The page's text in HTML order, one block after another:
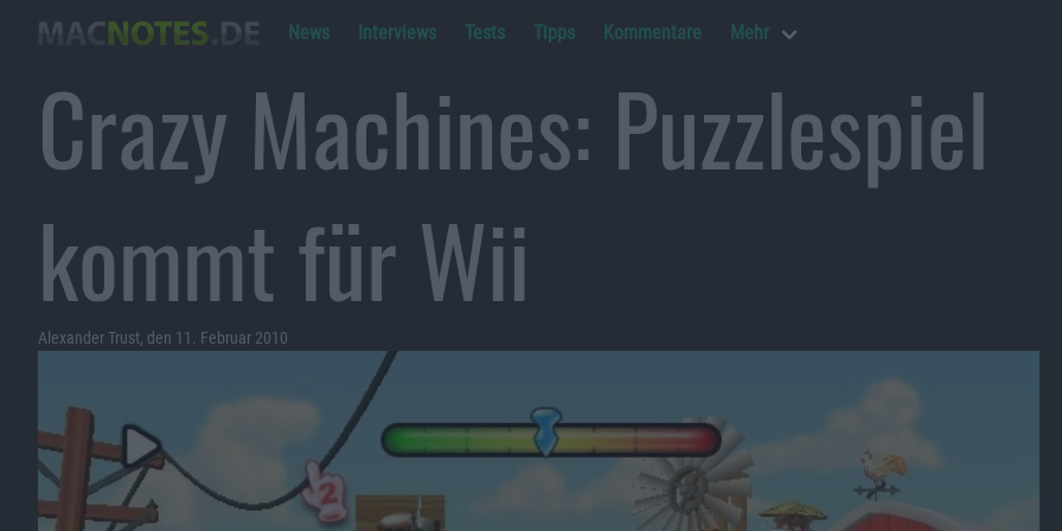
News Interviews Tests Tipps Kommentare Mehr
Crazy Machines: Puzzlespiel
kommt für Wii
Alexander Trust, den 11. Februar 2010